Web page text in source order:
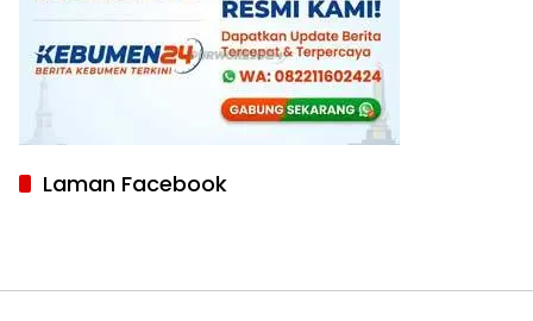
Laman Facebook